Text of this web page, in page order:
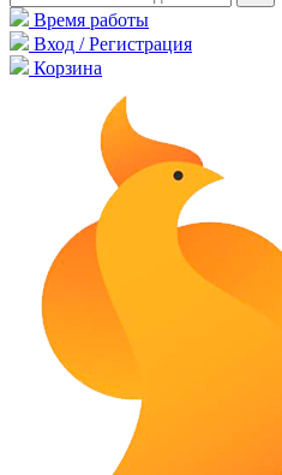
Время работы
Вход / Регистрация
Корзина